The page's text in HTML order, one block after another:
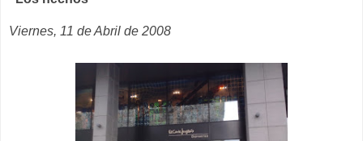
Viernes, 11 de Abril de 2008